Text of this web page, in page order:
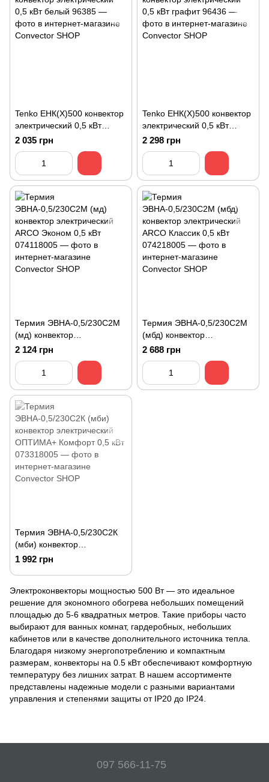
Tenko ЕНК(Х)500 конвектор
электрический 0,5 кВт
белый
2 035 грн
Tenko ЕНК(Х)500 конвектор
электрический 0,5 кВт
графит
2 298 грн
Термия ЭВНА-0,5/230С2М
(мд) конвектор
электрический ARCO
Эконом 0,5 кВт
2 124 грн
Термия ЭВНА-0,5/230С2М
(мбд) конвектор
электрический ARCO
Классик 0,5 кВт
2 688 грн
Термия ЭВНА-0,5/230С2К
(мби) конвектор
электрический ОПТИМА+
1 992 грн
Электроконвекторы мощностью 500 Вт — это идеальное
решение для экономного обогрева небольших помещений
площадью до 5-6 квадратных метров. Такие приборы часто
выбирают для ванных комнат, гардеробных, небольших
кабинетов или в качестве дополнительного источника тепла.
Благодаря низкому энергопотреблению и компактным
размерам, конвекторы на 0.5 кВт обеспечивают комфортную
температуру без лишних затрат. В нашем ассортименте
представлены надежные модели с разными вариантами
управления и степенями защиты от IP20 до IP24.
097 566-11-75